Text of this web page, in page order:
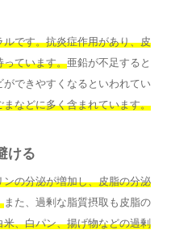
です。抗炎症作用があり、皮
っています。亜鉛が不足すると
できやすくなるといわれてい
などに多く含まれています。
ける
の分泌が増加し、皮脂の分泌
また、過剰な脂質摂取も皮脂の
米、白パン、揚げ物などの過剰